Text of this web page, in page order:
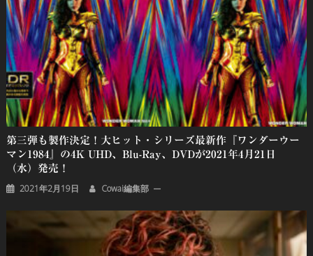
第三弾も製作決定！大ヒット・シリーズ最新作『ワンダーウー
マン1984』の4K UHD、Blu-Ray、DVDが2021年4月21日
（水）発売！
2021年2月19日 Cowai編集部